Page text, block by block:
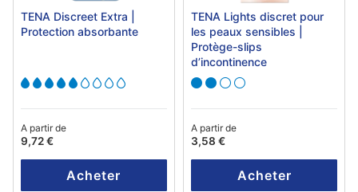
TENA Discreet Extra |
Protection absorbante
A partir de
9,72 €
Acheter
TENA Lights discret pour
les peaux sensibles |
Protège-slips
d’incontinence
A partir de
3,58 €
Acheter